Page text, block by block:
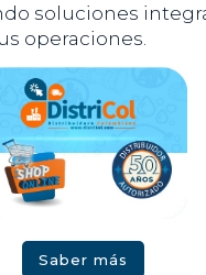
soluciones
operaciones.
Saber más